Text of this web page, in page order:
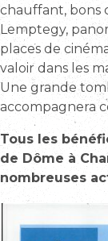
chauffant, bons
Lemptegy,
places de
valoir dans les
Une grande
accompagnera
Tous les
de Dôme à
nombreuses